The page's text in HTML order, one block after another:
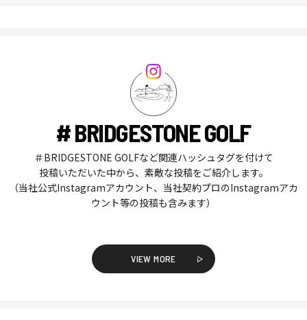
# BRIDGESTONE GOLF
＃BRIDGESTONE GOLFなど関連ハッシュタグを付けて
投稿いただいた中から、素敵な投稿をご紹介します。
（当社公式Instagramアカウント、当社契約プロのInstagramアカ
ウント等の投稿も含みます）
VIEW MORE